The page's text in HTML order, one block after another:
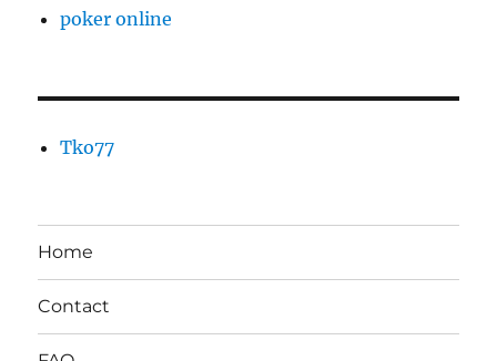
poker online
Tko77
Home
Contact